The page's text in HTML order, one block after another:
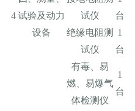
4 试验及动力
设备
试仪
台
绝缘电阻测
试仪
1
台
有毒、易
燃、易爆气
体检测仪
1
台